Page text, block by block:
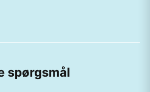
spørgsmål